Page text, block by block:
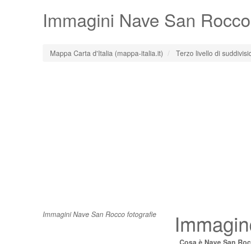
Immagini Nave San Rocco
Mappa Carta d'Italia (mappa-italia.it) Terzo livello di
Immagini Nave San Rocco fotografie
Cosa è Nave San